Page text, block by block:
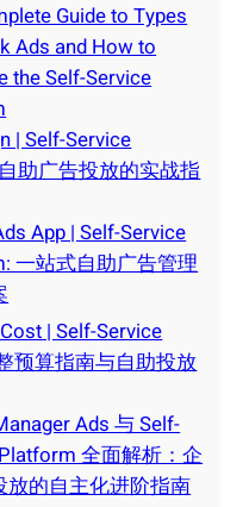
Guide to Types
Ads and How to
the Self-Service
| Self-Service
助广告投放的实战指
App | Self-Service
一站式自助广告管理
| Self-Service
预算指南与自助投放
Ads 与 Self-
全面解析：企
放的自主化进阶指南